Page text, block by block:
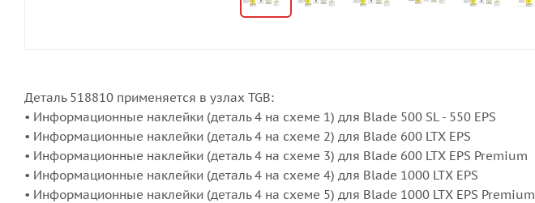
Деталь 518810 применяется в узлах TGB:
• Информационные наклейки (деталь 4 на схеме 1) для Blade 500 SL - 550 EPS
• Информационные наклейки (деталь 4 на схеме 2) для Blade 600 LTX EPS
• Информационные наклейки (деталь 4 на схеме 3) для Blade 600 LTX EPS Premium
• Информационные наклейки (деталь 4 на схеме 4) для Blade 1000 LTX EPS
• Информационные наклейки (деталь 4 на схеме 5) для Blade 1000 LTX EPS Premium